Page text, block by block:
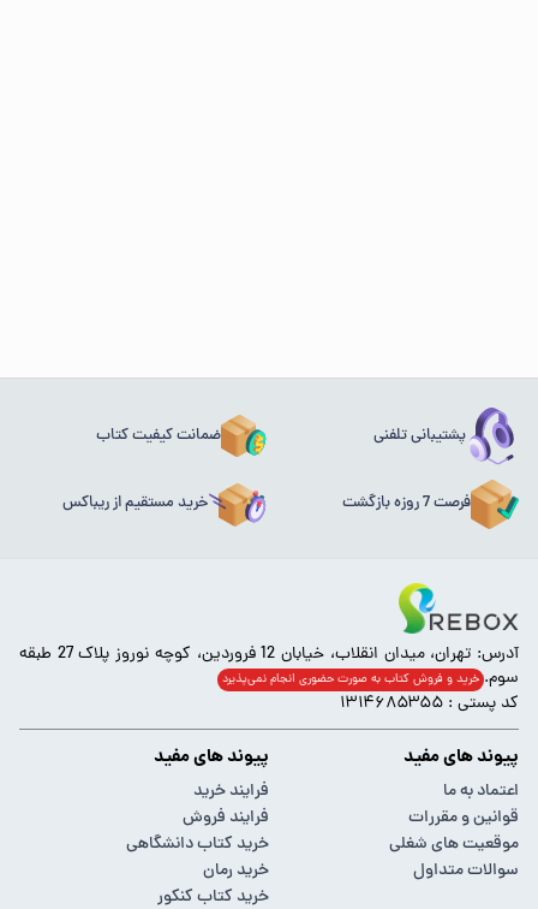
پشتیبانی تلفنی ضمانت کیفیت کتاب
فرصت 7 روزه بازگشت خرید مستقیم از ریباکس
آدرس: تهران، میدان انقلاب، خیابان 12 فروردین، کوچه نوروز پلاک 27 طبقه
سوم. خرید و فروش کتاب به صورت حضوری انجام‌ نمی‌پذیرد
کد پستی : ۱۳۱۴۶۸۵۳۵۵
پیوند های مفید
اعتماد به ما
قوانین و مقررات
موقعیت های شغلی
سوالات متداول
پیوند های مفید
فرایند خرید
فرایند فروش
خرید کتاب دانشگاهی
خرید رمان
خرید کتاب کنکور